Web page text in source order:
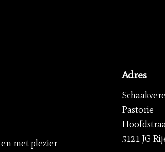
met plezier
Adres
Pastorie
5121 JG